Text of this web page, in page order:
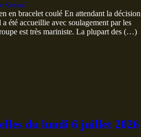
Kirman
en bracelet coulé En attendant la décision
a été accueillie avec soulagement par les
est très mariniste. La plupart des (…)
du lundi 6 juillet 2026